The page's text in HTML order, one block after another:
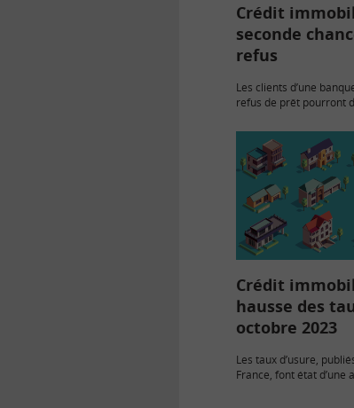
Crédit
seconde
refus
Les clients d’une
refus de prêt pourront
Le dispositif sera mis
par…
Crédit
hausse des
octobre 2023
Les taux d’usure,
France, font état d’une